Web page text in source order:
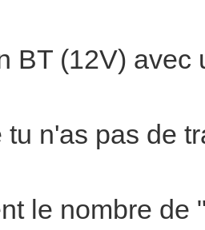
BT (12V) avec
tu n'as pas de
le nombre de